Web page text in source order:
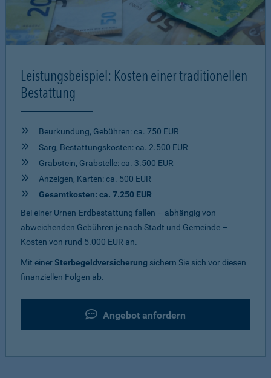
Leistungsbeispiel: Kosten einer traditionellen
Bestattung
Beurkundung, Gebühren: ca. 750 EUR
Sarg, Bestattungskosten: ca. 2.500 EUR
Grabstein, Grabstelle: ca. 3.500 EUR
Anzeigen, Karten: ca. 500 EUR
Gesamtkosten: ca. 7.250 EUR
Bei einer Urnen-Erdbestattung fallen – abhängig von
abweichenden Gebühren je nach Stadt und Gemeinde –
Kosten von rund 5.000 EUR an.
Mit einerSterbegeldversicherung sichern Sie sich vor diesen
finanziellen Folgen ab.
Angebot anfordern